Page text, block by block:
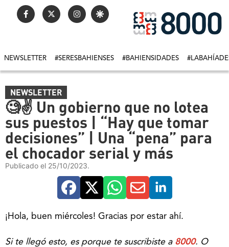
NEWSLETTER #SERESBAHIENSES #BAHIENSIDADES
NEWSLETTER
🧐✌ Un gobierno que no lotea
sus puestos | “Hay que tomar
decisiones” | Una “pena” para
el chocador serial y más
Publicado el 25/10/2023.
¡Hola, buen miércoles! Gracias por estar ahí.
Si te llegó esto, es porque te suscribiste a 8000. O